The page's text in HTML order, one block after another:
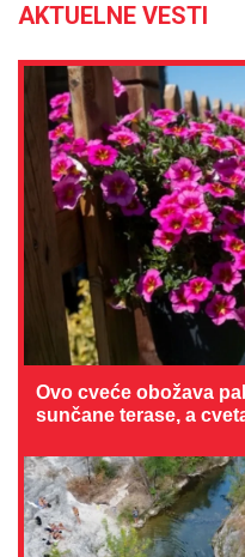
AKTUELNE VESTI
Ovo cveće obožava
sunčane terase, a